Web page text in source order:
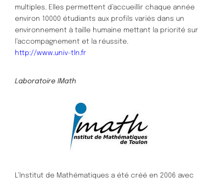
multiples. Elles permettent d’accueillir chaque année
environ 10000 étudiants aux profils variés dans un
environnement à taille humaine mettant la priorité sur
l’accompagnement et la réussite.
http://www.univ-tln.fr
Laboratoire IMath
L’Institut de Mathématiques a été créé en 2006 avec